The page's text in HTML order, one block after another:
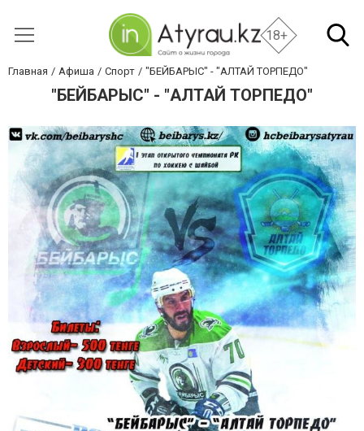
18+
Главная Афиша Спорт "БЕЙБАРЫС" - "АЛТАЙ ТОРПЕДО"
"БЕЙБАРЫС" - "АЛТАЙ ТОРПЕДО"